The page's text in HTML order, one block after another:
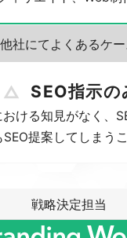
SEO指示の
ける知見がなく、
提案してしまう
戦略決定担当